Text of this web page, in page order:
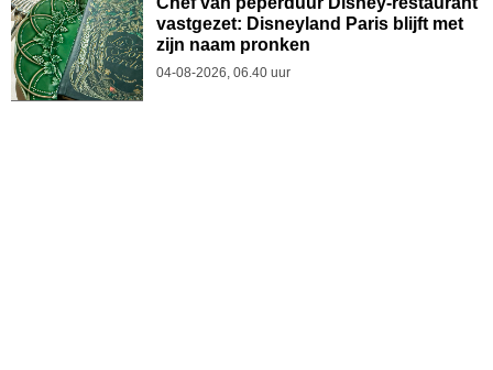
vastgezet: Disneyland Paris blijft met
zijn naam pronken
04-08-2026, 06.40 uur